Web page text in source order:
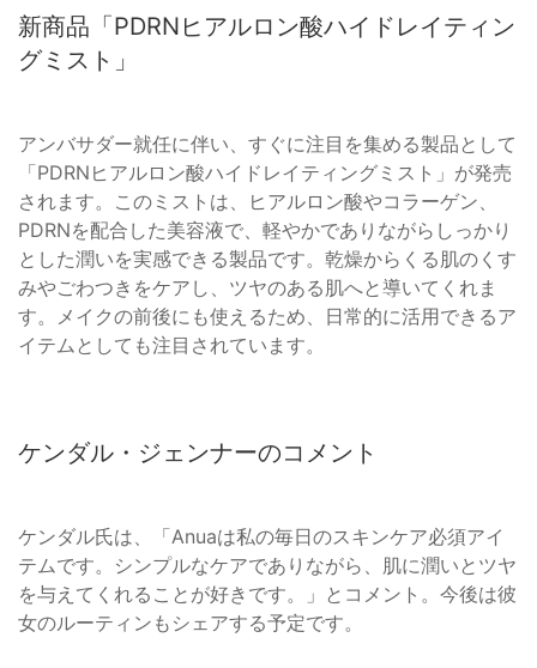
新商品「PDRNヒアルロン酸ハイドレイティン
グミスト」
アンバサダー就任に伴い、すぐに注目を集める製品として
「PDRNヒアルロン酸ハイドレイティングミスト」が発売
されます。このミストは、ヒアルロン酸やコラーゲン、
PDRNを配合した美容液で、軽やかでありながらしっかり
とした潤いを実感できる製品です。乾燥からくる肌のくす
みやごわつきをケアし、ツヤのある肌へと導いてくれま
す。メイクの前後にも使えるため、日常的に活用できるア
イテムとしても注目されています。
ケンダル・ジェンナーのコメント
ケンダル氏は、「Anuaは私の毎日のスキンケア必須アイ
テムです。シンプルなケアでありながら、肌に潤いとツヤ
を与えてくれることが好きです。」とコメント。今後は彼
女のルーティンもシェアする予定です。